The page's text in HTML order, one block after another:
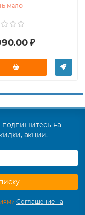
мало
₽
подпишитесь на
акции.
Соглашение на